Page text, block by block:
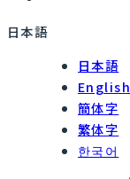
日本語
日本語
English
簡体字
繁体字
한국어